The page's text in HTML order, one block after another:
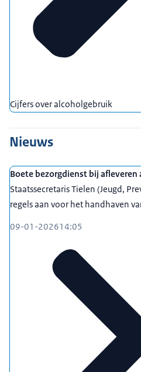
Cijfers over alcoholgebruik
Nieuws
Boete bezorgdienst bij
Staatssecretaris Tielen (Jeugd,
regels aan voor het handhaven
09-01-202614:05